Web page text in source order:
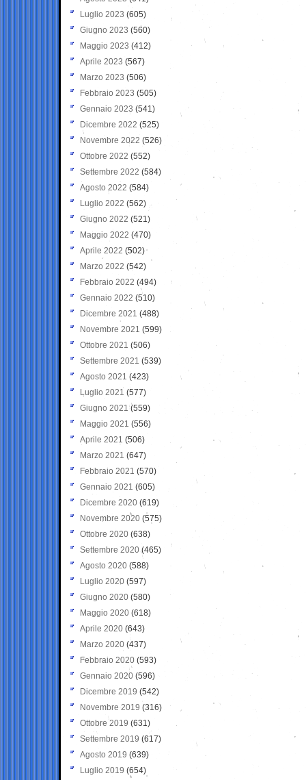
Luglio 2023 (605)
Giugno 2023 (560)
Maggio 2023 (412)
Aprile 2023 (567)
Marzo 2023 (506)
Febbraio 2023 (505)
Gennaio 2023 (541)
Dicembre 2022 (525)
Novembre 2022 (526)
Ottobre 2022 (552)
Settembre 2022 (584)
Agosto 2022 (584)
Luglio 2022 (562)
Giugno 2022 (521)
Maggio 2022 (470)
Aprile 2022 (502)
Marzo 2022 (542)
Febbraio 2022 (494)
Gennaio 2022 (510)
Dicembre 2021 (488)
Novembre 2021 (599)
Ottobre 2021 (506)
Settembre 2021 (539)
Agosto 2021 (423)
Luglio 2021 (577)
Giugno 2021(559)
Maggio 2021 (556)
Aprile 2021 (506)
Marzo 2021 (647)
Febbraio 2021 (570)
Gennaio 2021 (605)
Dicembre 2020 (619)
Novembre 2020 (575)
Ottobre 2020 (638)
Settembre 2020(465)
Agosto 2020 (588)
Luglio 2020 (597)
Giugno 2020 (580)
Maggio 2020 (618)
Aprile 2020 (643)
Marzo 2020 (437)
Febbraio 2020 (593)
Gennaio 2020 (596)
Dicembre 2019 (542)
Novembre 2019 (316)
Ottobre 2019 (631)
Settembre 2019 (617)
Agosto 2019 (639)
Luglio 2019 (654)